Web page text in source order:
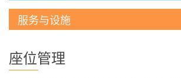
服务与设施
座位管理